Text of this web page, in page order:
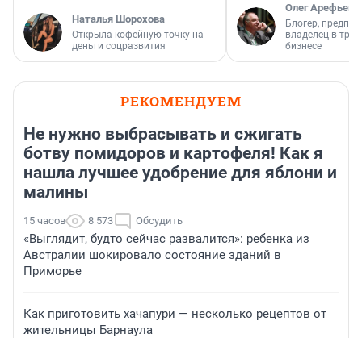
Наталья Шорохова
Открыла кофейную точку на
деньги соцразвития
Олег Арефьев
Блогер,
владелец в
бизнесе
РЕКОМЕНДУЕМ
Не нужно выбрасывать и сжигать
ботву помидоров и картофеля! Как я
нашла лучшее удобрение для яблони и
малины
15 часов 8 573 Обсудить
«Выглядит, будто сейчас развалится»: ребенка из
Австралии шокировало состояние зданий в
Приморье
Как приготовить хачапури — несколько рецептов от
жительницы Барнаула